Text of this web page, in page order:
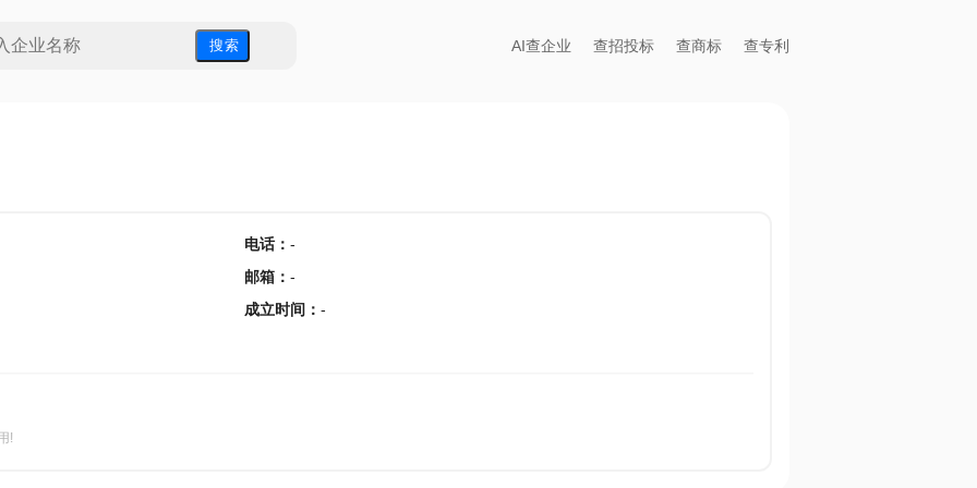
搜 索 AI查企业 查招投标 查商标 查专利
电话： -
邮箱 ： -
成立时间 ： -
!